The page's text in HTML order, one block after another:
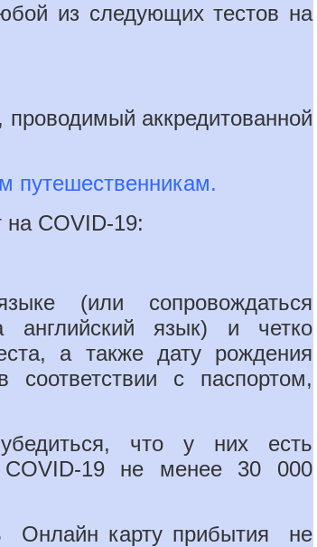
из следующих тестов на
аккредитованной
путешественникам.
на COVID-19:
(или сопровождаться
английский язык) и четко
а также дату рождения
с паспортом,
что у них есть
COVID-19 не менее 30 000
Онлайн карту прибытия не